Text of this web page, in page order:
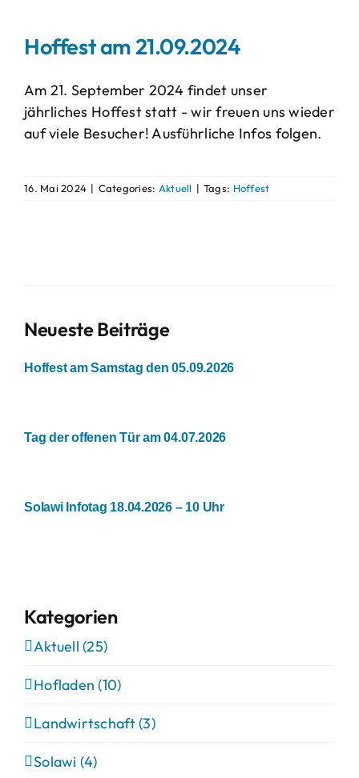
Hoffest am 21.09.2024
Am 21. September 2024 findet unser
jährliches Hoffest statt - wir freuen uns wieder
auf viele Besucher! Ausführliche Infos folgen.
16. Mai 2024 | Categories: Aktuell | Tags: Hoffest
Neueste Beiträge
Hoffest am Samstag den 05.09.2026
Tag der offenen Tür am 04.07.2026
Solawi Infotag 18.04.2026 – 10 Uhr
Kategorien
Aktuell (25)
Hofladen (10)
Landwirtschaft (3)
Solawi (4)